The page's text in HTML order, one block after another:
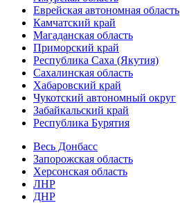
Еврейская автономная область
Камчатский край
Магаданская область
Приморский край
Республика Саха (Якутия)
Сахалинская область
Хабаровский край
Чукотский автономный округ
Забайкальский край
Республика Бурятия
Весь Донбасс
Запорожская область
Херсонская область
ЛНР
ДНР